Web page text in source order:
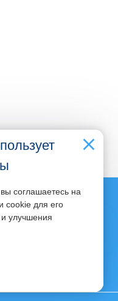
Ковалевой
соглашаетесь на
cookie для его
улучшения